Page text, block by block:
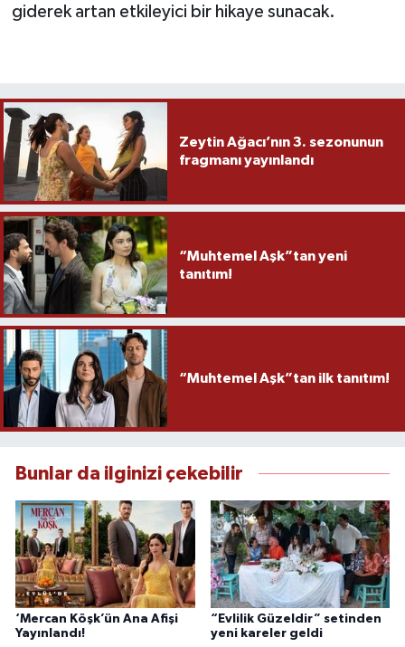
giderek artan etkileyici bir hikaye sunacak.
Zeytin Ağacı’nın 3. sezonunun
fragmanı yayınlandı
“Muhtemel Aşk”tan yeni
tanıtım!
“Muhtemel Aşk”tan ilk tanıtım!
Bunlar da ilginizi çekebilir
‘Mercan Köşk’ün Ana Afişi
Yayınlandı!
“Evlilik Güzeldir” setinden
yeni kareler geldi